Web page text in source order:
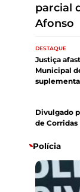
chega
do
DESTAQUE
Justiça
Municipal
Divulgado
de Corridas
Polícia